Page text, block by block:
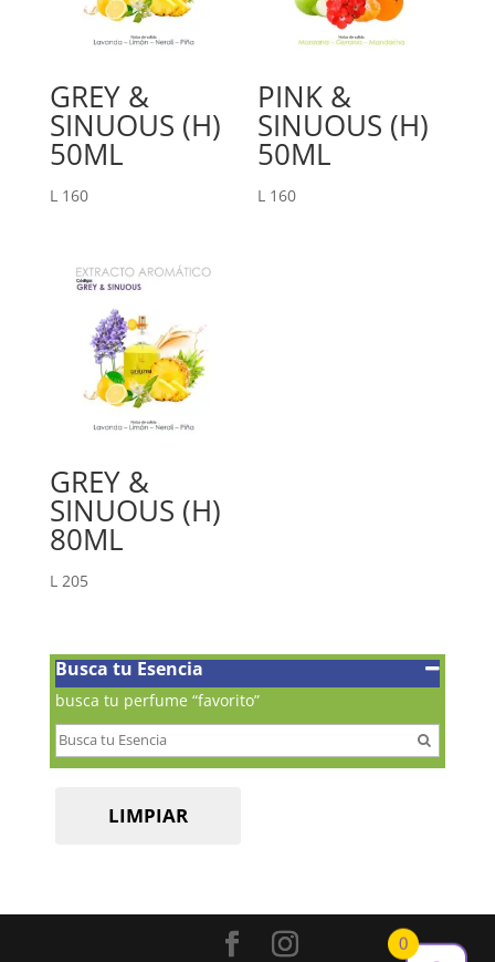
GREY &
SINUOUS (H)
50ML
L160
PINK &
SINUOUS (H)
50ML
L160
GREY &
SINUOUS (H)
80ML
L 205
Busca tu Esencia
busca tu perfume “favorito”
LIMPIAR
0